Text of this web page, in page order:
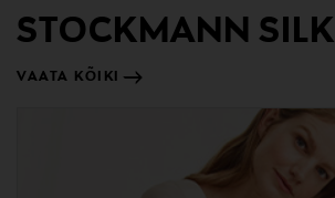
STOCKMANN SILK
VAATA KÕIKI